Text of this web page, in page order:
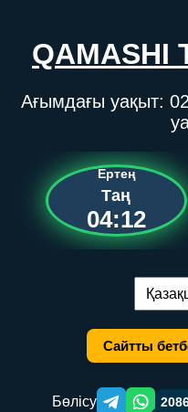
QAMASHI
Ағымдағы уақыт:
Ертең
Таң
04:12
Тілді
Сайтты
Бөлісу Telegram orqali